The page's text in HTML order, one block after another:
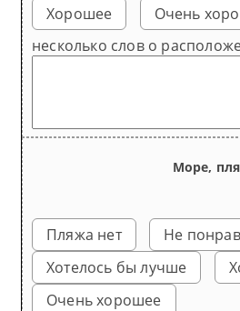
Хорошее
Очень
несколько слов о
Море,
Пляжа нет
Не
Хотелось бы лучше
Очень хорошее